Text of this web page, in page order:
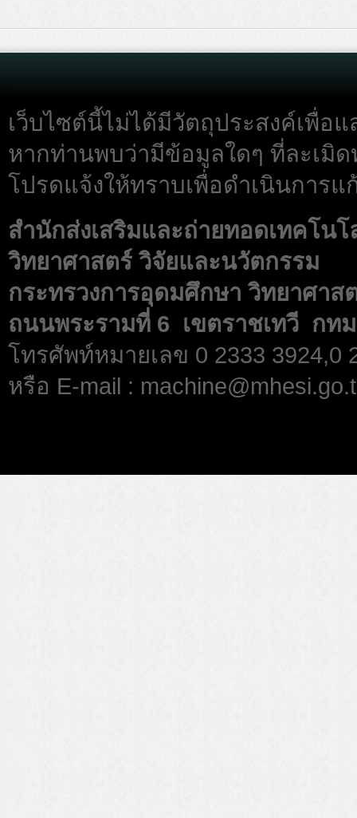
เว็บไซต์นี้ไม่ได้มีวัตถุประสงค์เพื่อแ
หากท่านพบว่ามีข้อมูลใดๆ ที่ละเมิ
โปรดแจ้งให้ทราบเพื่อดำเนินการ
สำนักส่งเสริมและถ่ายทอดเทคโน
วิทยาศาสตร์ วิจัยและนวัตกรรม
กระทรวงการอุดมศึกษา วิทยาศาส
ถนนพระรามที่ 6 เขตราชเทวี กทม
โทรศัพท์หมายเลข 0 2333 3924,0
หรือ E-mail :